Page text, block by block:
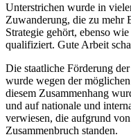
Unterstrichen wurde in
Zuwanderung, die zu mehr
Strategie gehört, ebenso
qualifiziert. Gute Arbeit
Die staatliche Förderung
wurde wegen der
diesem Zusammenhang
und auf nationale und
verwiesen, die aufgrund
Zusammenbruch standen.